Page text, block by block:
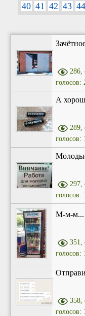
40 41 42 43 44
286,
голосов:
А
289,
голосов:
297,
голосов:
М-м-м...
351,
голосов:
358,
голосов: